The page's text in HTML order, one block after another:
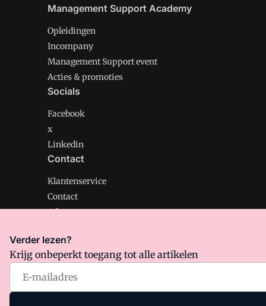
Management Support Academy
Opleidingen
Incompany
Management Support event
Acties & promoties
Socials
Facebook
x
Linkedin
Contact
Klantenservice
Contact
Adverteren
Management Support is onderdeel van VMN media.
Algemene Voorwaarden
Verder lezen?
Krijg onbeperkt toegang tot alle artikelen